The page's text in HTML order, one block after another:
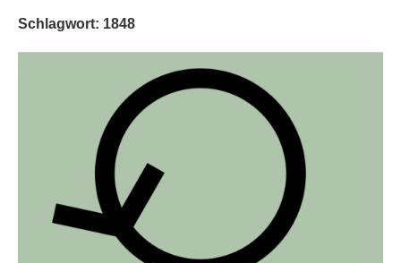
Schlagwort: 1848